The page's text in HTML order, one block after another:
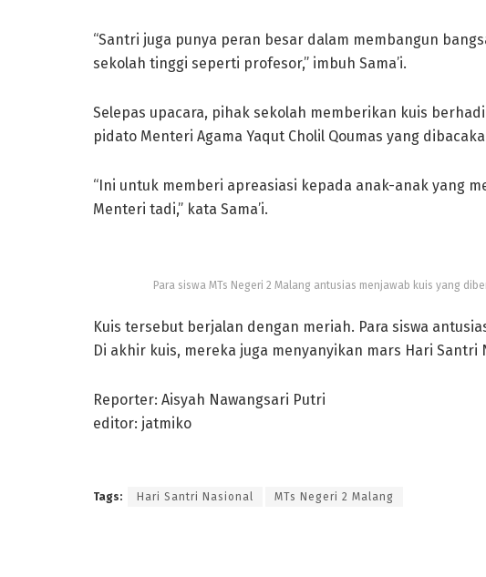
“Santri juga punya peran besar dalam membangun
sekolah tinggi seperti profesor,” imbuh Sama’i.
Selepas upacara, pihak sekolah memberikan kuis
pidato Menteri Agama Yaqut Cholil Qoumas yang
“Ini untuk memberi apreasiasi kepada anak-anak yang
Menteri tadi,” kata Sama’i.
Para siswa MTs Negeri 2 Malang antusias menjawab kuis yang
Kuis tersebut berjalan dengan meriah. Para siswa
Di akhir kuis, mereka juga menyanyikan mars Hari Santri
Reporter: Aisyah Nawangsari Putri
editor: jatmiko
Tags: Hari Santri Nasional MTs Negeri 2 Malang